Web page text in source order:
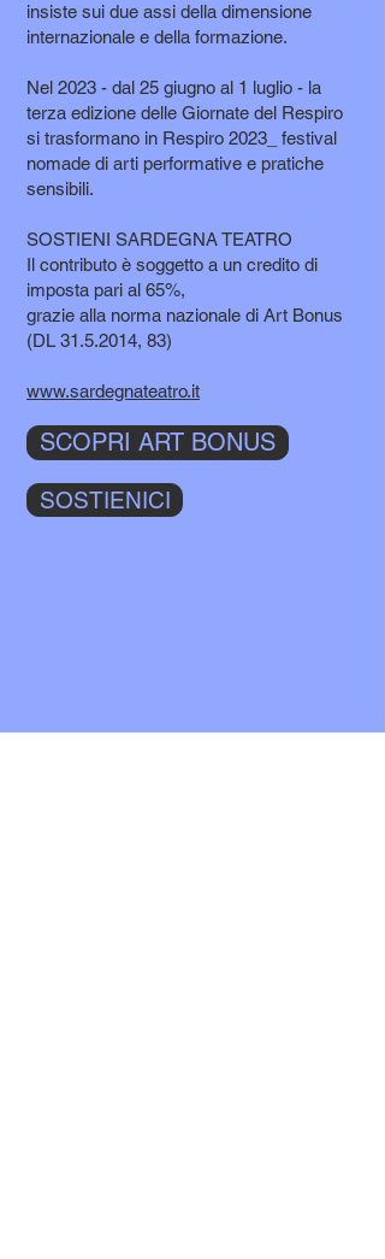
insiste sui due assi della dimensione
internazionale e della formazione.
Nel 2023 - dal 25 giugno al 1 luglio - la
terza edizione delle Giornate del Respiro
si trasformano in Respiro 2023_ festival
nomade di arti performative e pratiche
sensibili.
SOSTIENI SARDEGNA TEATRO
Il contributo è soggetto a un credito di
imposta pari al 65%,
grazie alla norma nazionale di Art Bonus
(DL 31.5.2014, 83)
www.sardegnateatro.it
SCOPRI ART BONUS
SOSTIENICI